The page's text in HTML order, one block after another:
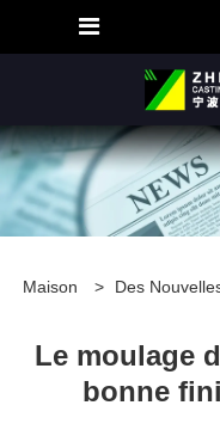
Maison > Des
Le moulage
bonne